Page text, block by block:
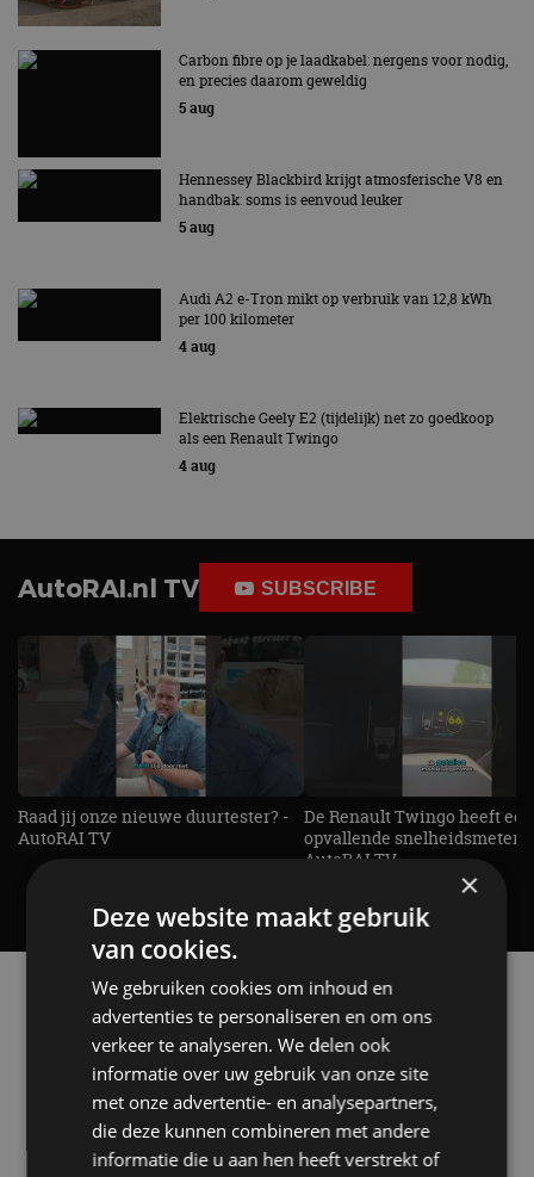
Carbon fibre op je laadkabel: nergens voor nodig,
en precies daarom geweldig
5 aug
Hennessey Blackbird krijgt atmosferische V8 en
handbak: soms is eenvoud leuker
5 aug
Audi A2 e-Tron mikt op verbruik van 12,8 kWh
per 100 kilometer
4 aug
Elektrische Geely E2 (tijdelijk) net zo goedkoop
als een Renault Twingo
4 aug
AutoRAI.nl TV SUBSCRIBE
Raad jij onze nieuwe duurtester? -
AutoRAI TV
De Renault Twingo heeft een
opvallende snelheidsmeter! -
AutoRAI TV
Alle automerken
Selecteer een merk voor meer informatie, modellen
en alle nieuwsberichten
×
Deze website maakt gebruik
van cookies.
We gebruiken cookies om inhoud en
advertenties te personaliseren en om ons
verkeer te analyseren. We delen ook
informatie over uw gebruik van onze site
met onze advertentie- en analysepartners,
die deze kunnen combineren met andere
informatie die u aan hen heeft verstrekt of